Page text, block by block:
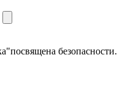
безопасности.